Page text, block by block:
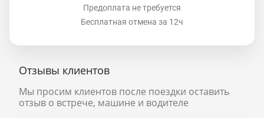
Предоплата не требуется
Бесплатная отмена за 12ч
Отзывы клиентов
Мы просим клиентов после поездки оставить
отзыв о встрече, машине и водителе